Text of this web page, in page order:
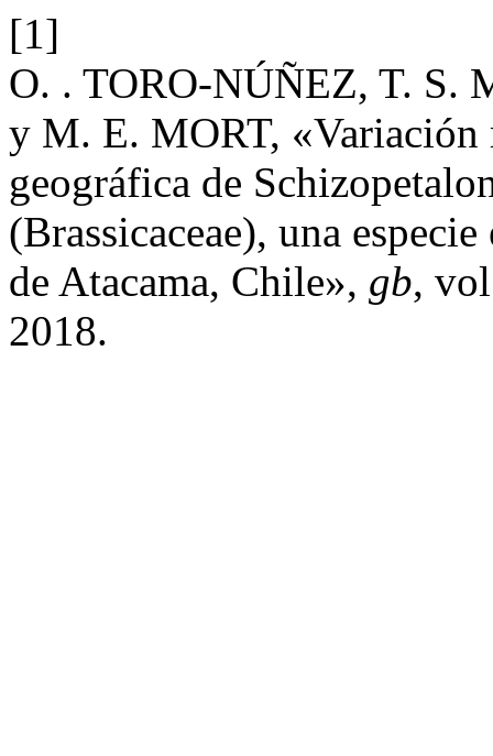
[1]
O. . TORO-NÚÑEZ, T. S.
y M. E. MORT,
geográfica de
(Brassicaceae), una
de Atacama, Chile», gb,
2018.